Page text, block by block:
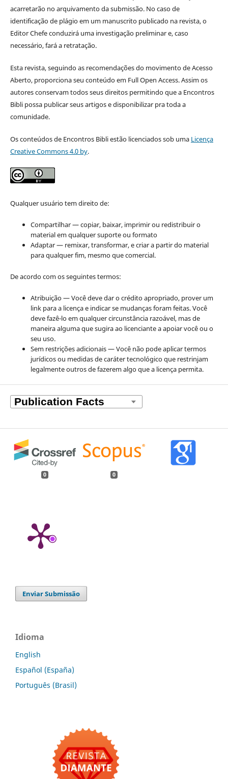
acarretarão no arquivamento da submissão. No caso de
identificação de plágio em um manuscrito publicado na revista, o
Editor Chefe conduzirá uma investigação preliminar e, caso
necessário, fará a retratação.
Esta revista, seguindo as recomendações do movimento de Acesso
Aberto, proporciona seu conteúdo em Full Open Access. Assim os
autores conservam todos seus direitos permitindo que a Encontros
Bibli possa publicar seus artigos e disponibilizar pra toda a
comunidade.
Os conteúdos de Encontros Bibli estão licenciados sob uma Licença
Creative Commons 4.0 by.
Qualquer usuário tem direito de:
Compartilhar — copiar, baixar, imprimir ou redistribuir o
material em qualquer suporte ou formato
Adaptar — remixar, transformar, e criar a partir do material
para qualquer fim, mesmo que comercial.
De acordo com os seguintes termos:
Atribuição — Você deve dar o crédito apropriado, prover um
link para a licença e indicar se mudanças foram feitas. Você
deve fazê-lo em qualquer circunstância razoável, mas de
maneira alguma que sugira ao licenciante a apoiar você ou o
seu uso.
Sem restrições adicionais — Você não pode aplicar termos
jurídicos ou medidas de caráter tecnológico que restrinjam
legalmente outros de fazerem algo que a licença permita.
0 0
Enviar Submissão
Idioma
English
Español (España)
Português (Brasil)